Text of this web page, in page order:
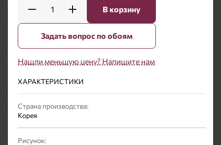
1 В корзину
Задать вопрос по обоям
Нашли меньшую цену? Напишите нам
ХАРАКТЕРИСТИКИ
Страна производства:
Корея
Рисунок: